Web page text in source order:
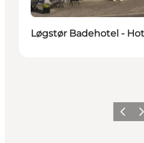
Løgstør Badehotel -
Forrige